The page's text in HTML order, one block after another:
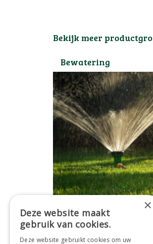
Bekijk meer
Bewatering
×
Deze website maakt
gebruik van cookies.
Deze website gebruikt cookies om uw